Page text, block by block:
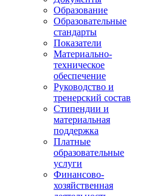
Образование
Образовательные
стандарты
Показатели
Материально-
техническое
обеспечение
Руководство и
тренерский состав
Стипендии и
материальная
поддержка
Платные
образовательные
услуги
Финансово-
хозяйственная